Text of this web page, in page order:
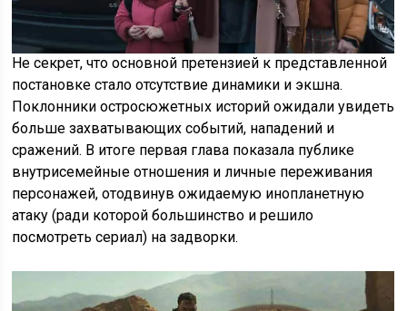
Не секрет, что основной претензией к представленной
постановке стало отсутствие динамики и экшна.
Поклонники остросюжетных историй ожидали увидеть
больше захватывающих событий, нападений и
сражений. В итоге первая глава показала публике
внутрисемейные отношения и личные переживания
персонажей, отодвинув ожидаемую инопланетную
атаку (ради которой большинство и решило
посмотреть сериал) на задворки.